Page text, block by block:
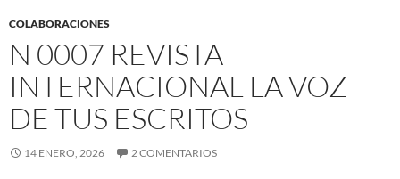
COLABORACIONES
N 0007 REVISTA
INTERNACIONAL LA VOZ
DE TUS ESCRITOS
14 ENERO, 2026 2 COMENTARIOS